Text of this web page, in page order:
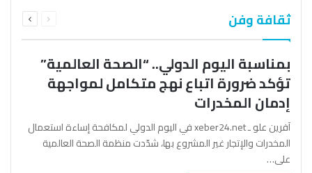
ثقافة وفن الصفحةالصفحة
بمناسبة اليوم الدولي.. “الصحة العالمية”
تؤكد ضرورة اتباع نهج متكامل لمواجهة
إدمان المخدرات
آفرين علو ـ xeber24.net في اليوم الدولي لمكافحة إساءة استعمال
المخدرات والإتجار غير المشروع بها، شدّدت منظمة الصحة العالمية
على…